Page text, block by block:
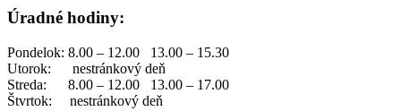
Úradné hodiny:
Pondelok: 8.00 – 12.00 13.00 – 15.30
Utorok: nestránkový deň
Streda: 8.00 – 12.00 13.00 – 17.00
Štvrtok: nestránkový deň